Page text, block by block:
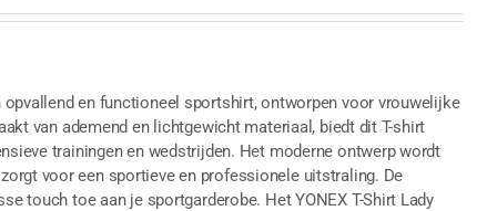
opvallend en functioneel sportshirt, ontworpen voor vrouwelijke
van ademend en lichtgewicht materiaal, biedt dit T-shirt
trainingen en wedstrijden. Het moderne ontwerp wordt
voor een sportieve en professionele uitstraling. De
touch toe aan je sportgarderobe. Het YONEX T-Shirt Lady